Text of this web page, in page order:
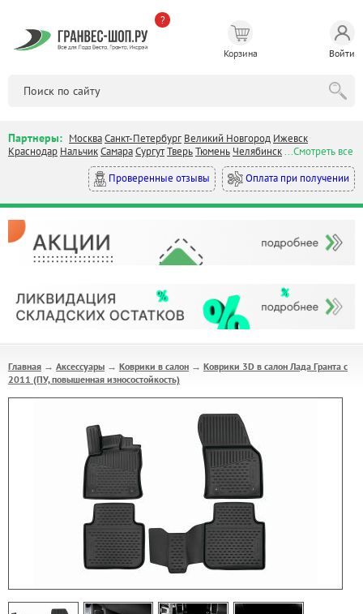
?
Корзина Войти
Партнеры: МоскваСанкт-Петербург Великий Новгород Ижевск
Краснодар НальчикСамараСургутТверьТюмень Челябинск...Смотреть все
Проверенные отзывы
Оплата при получении
Главная → Аксессуары → Коврики в салон → Коврики 3D в салон Лада Гранта с
2011 (ПУ, повышенная износостойкость)